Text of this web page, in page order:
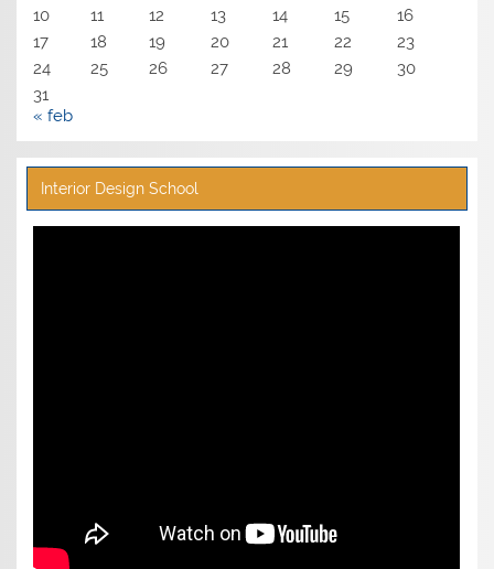
10
11 12 13 14 15
16
17
18 19 20 21 22
23
24
25 26 27 28 29
30
31
« feb
Interior Design School